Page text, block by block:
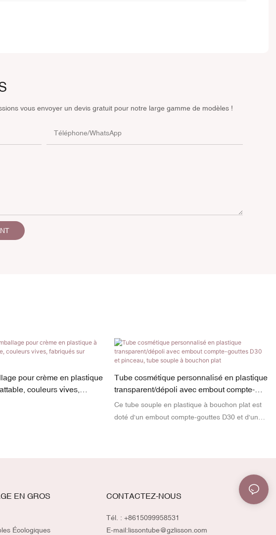
vous envoyer un devis gratuit pour notre large gamme de modèles !
Téléphone/WhatsApp
pour crème en plastique
couleurs vives,
Tube cosmétique personnalisé en plastique
transparent/dépoli avec embout compte-
gouttes D30 et pinceau, tube souple à
bouchon plat
Ce tube souple en plastique à bouchon plat est
doté d'un embout compte-gouttes D30 et d'un
EN GROS
Écologiques
CONTACTEZ-NOUS
Tél. : +8615099958531
E-mail:lissontube@gzlisson.com